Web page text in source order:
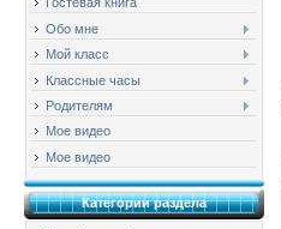
Обо мне
Мой класс
Классные часы
Родителям
Мое видео
Мое видео
Категории раздела